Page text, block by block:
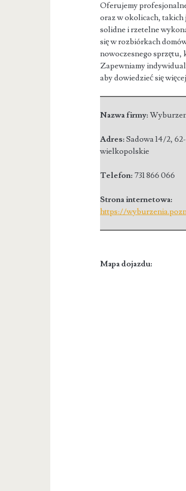
Oferujemy
oraz w okolicach, takich
solidne i rzetelne
się w rozbiórkach
nowoczesnego sprzętu,
Zapewniamy
aby dowiedzieć się
Nazwa firmy:
Adres:Sadowa 14/2,
wielkopolskie
Telefon: 731 866 066
Strona internetowa:
https://
Mapa dojazdu: